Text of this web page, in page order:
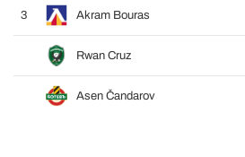
3 Akram Bouras
Rwan Cruz
Asen Čandarov